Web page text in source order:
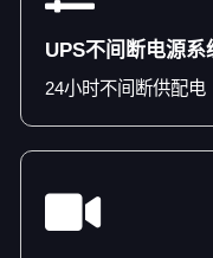
UPS不间断电源系
24小时不间断供配电